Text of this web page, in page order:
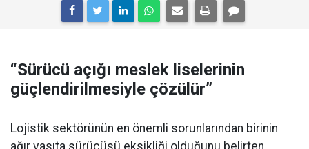
“Sürücü açığı meslek liselerinin
güçlendirilmesiyle çözülür”
Lojistik sektörünün en önemli sorunlarından birinin
ağır vasıta sürücüsü eksikliği olduğunu belirten